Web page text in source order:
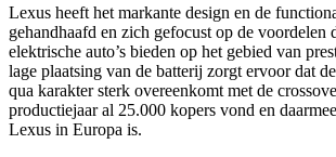
Lexus heeft het markante design en de
gehandhaafd en zich gefocust op de voordelen
elektrische auto’s bieden op het gebied van
lage plaatsing van de batterij zorgt ervoor dat
qua karakter sterk overeenkomt met de
productiejaar al 25.000 kopers vond en
Lexus in Europa is.